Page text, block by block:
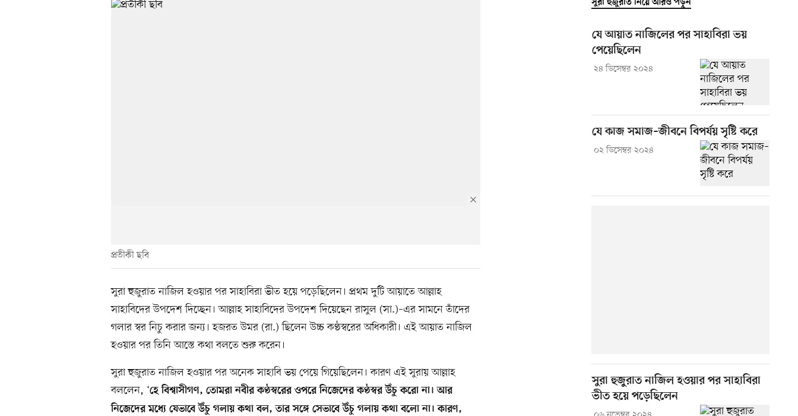
প্রতীকী ছবি
সুরা হুজুরাত নাজিল হওয়ার পর সাহাবিরা ভীত হয়ে পড়েছিলেন। প্রথম দুটি আয়াতে আল্লাহ
সাহাবিদের উপদেশ দিচ্ছেন। আল্লাহ সাহাবিদের উপদেশ দিয়েছেন রাসুল (সা.)–এর সামনে তাঁদের
গলার স্বর নিচু করার জন্য। হজরত উমর (রা.) ছিলেন উচ্চ কণ্ঠস্বরের অধিকারী। এই আয়াত নাজিল
হওয়ার পর তিনি আস্তে কথা বলতে শুরু করেন।
সুরা হুজুরাত নাজিল হওয়ার পর অনেক সাহাবি ভয় পেয়ে গিয়েছিলেন। কারণ এই সুরায় আল্লাহ
বললেন, ‘হে বিশ্বাসীগণ, তোমরা নবীর কণ্ঠস্বরের ওপরে নিজেদের কণ্ঠস্বর উঁচু করো না। আর
নিজেদের মধ্যে যেভাবে উঁচু গলায় কথা বল, তার সঙ্গে সেভাবে উঁচু গলায় কথা বলো না। কারণ,
সুরা হুজুরাত নিয়ে আরও পড়ুন
যে আয়াত নাজিলের পর সাহাবিরা ভয়
পেয়েছিলেন
২৪ ডিসেম্বর ২০২৪
যে কাজ সমাজ–জীবনে বিপর্যয় সৃষ্টি করে
০২ ডিসেম্বর ২০২৪
সুরা হুজুরাত নাজিল হওয়ার পর সাহাবিরা
ভীত হয়ে পড়েছিলেন